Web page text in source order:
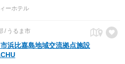
ーホテル
うるま市
浜比嘉島地域交流拠点施設